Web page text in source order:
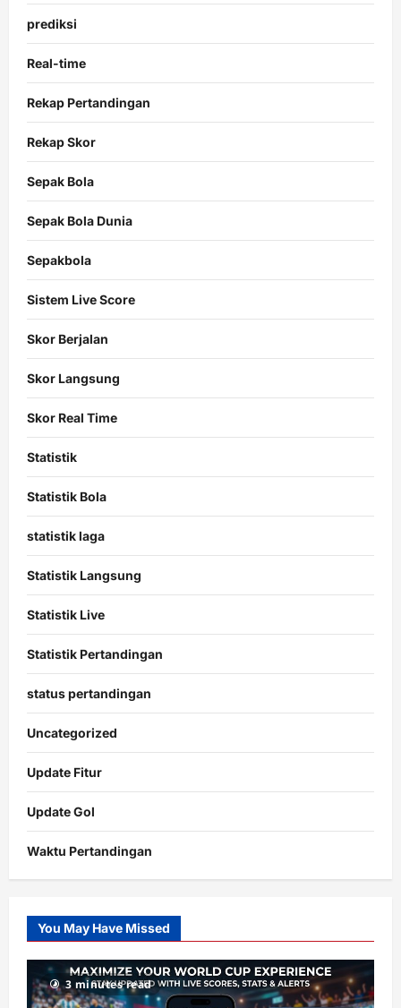
prediksi
Real-time
Rekap Pertandingan
Rekap Skor
Sepak Bola
Sepak Bola Dunia
Sepakbola
Sistem Live Score
Skor Berjalan
Skor Langsung
Skor Real Time
Statistik
Statistik Bola
statistik laga
Statistik Langsung
Statistik Live
Statistik Pertandingan
status pertandingan
Uncategorized
Update Fitur
Update Gol
Waktu Pertandingan
Slot
Gacor
RTP
terupdate
You May Have Missed
3 minutes read